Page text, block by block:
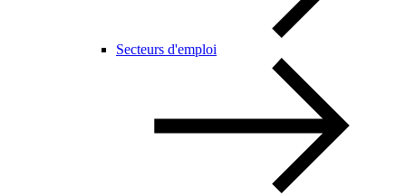
Secteurs d'emploi